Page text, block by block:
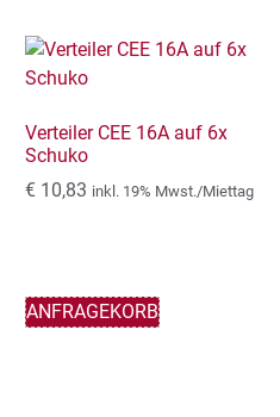
Verteiler CEE 16A auf 6x
Schuko
€ 10,83 inkl. 19% Mwst./Miettag
ANFRAGEKORB